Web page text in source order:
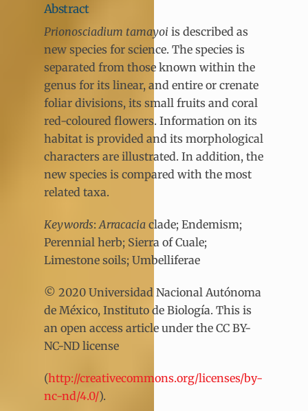
Abstract
Prionosciadium tamayoi is described as
new species for science. The species is
separated from those known within the
genus for its linear, and entire or crenate
foliar divisions, its small fruits and coral
red-coloured flowers. Information on its
habitat is provided and its morphological
characters are illustrated. In addition, the
new species is compared with the most
related taxa.
Keywords:Arracacia clade; Endemism;
Perennial herb; Sierra of Cuale;
Limestone soils; Umbelliferae
© 2020 Universidad Nacional Autónoma
de México, Instituto de Biología. This is
an open access article under the CC BY-
NC-ND license
(http://creativecommons.org/licenses/by-
nc-nd/4.0/).